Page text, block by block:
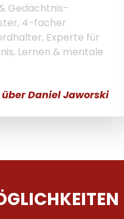
Gedächtnis-
4-facher
Experte für
Lernen & mentale
Daniel Jaworski